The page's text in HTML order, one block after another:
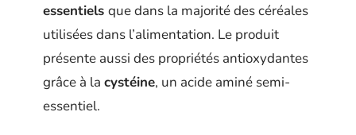
essentiels que dans la majorité des céréales
utilisées dans l’alimentation. Le produit
présente aussi des propriétés antioxydantes
grâce à la cystéine, un acide aminé semi-
essentiel.